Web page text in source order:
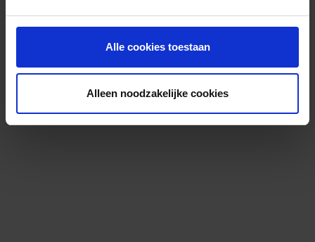
Alle cookies toestaan
Alleen noodzakelijke cookies